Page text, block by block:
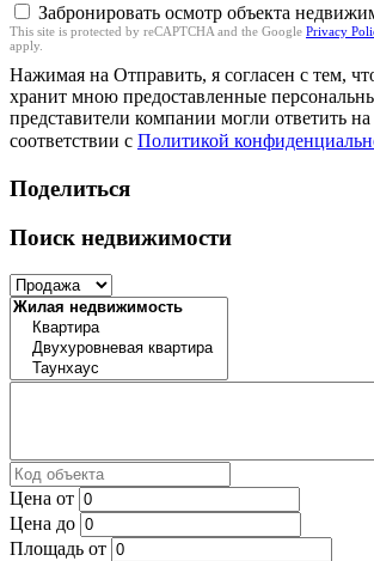
Забронировать осмотр объекта
This site is protected by reCAPTCHA and the Google Privacy
apply.
Нажимая на Отправить, я согласен с тем,
хранит мною предоставленные
представители компании могли ответить
соответствии с Политикой
Поделиться
Поиск недвижимости
Цена от
Цена до
Площадь от